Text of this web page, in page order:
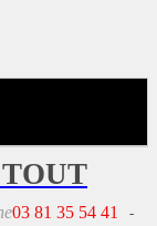
03 81 35 54 41
-